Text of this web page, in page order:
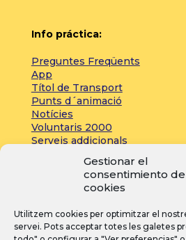
Gestionar el
consentimiento de
cookies
Utilitzem cookies per optimitzar el
servei. Pots acceptar totes les galetes
Info práctica:
Preguntes Freqüents
App
Títol de Transport
Punts d´animació
Notícies
Voluntaris 2000
Serveis addicionals
Zona de prensa:
Acreditacions
Inscripcions
Notícies